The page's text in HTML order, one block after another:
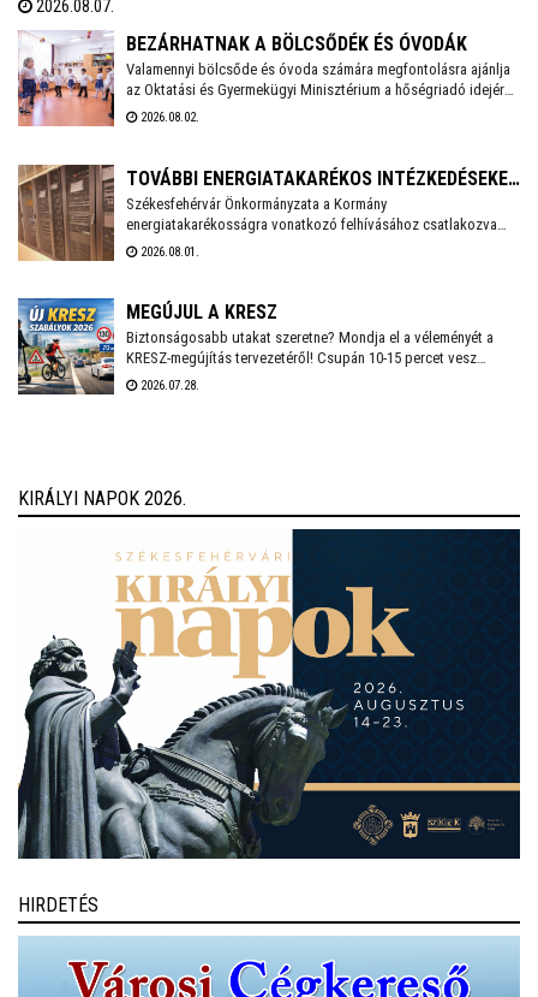
Együttműködési Tanácsa (ÖNET) soron következő ülésének
előkészítésével kapcsolatosan és javaslatokat kért az ülés
napirendjére.
2026.08.07.
BEZÁRHATNAK A BÖLCSŐDÉK ÉS ÓVODÁK
Valamennyi bölcsőde és óvoda számára megfontolásra ajánlja
az Oktatási és Gyermekügyi Minisztérium a hőségriadó idejére
a zárvatartás lehetőségét, erről tájékoztatott Lannert Judit
2026.08.02.
TOVÁBBI ENERGIATAKARÉKOS INTÉZKEDÉSEKET
VEZET BE SZÉKESFEHÉRVÁR
Székesfehérvár Önkormányzata a Kormány
energiatakarékosságra vonatkozó felhívásához csatlakozva
több intézkedést vezet be a villamosenergia-felhasználás
energiafelhasználás, és a munkavállalók számára is
2026.08.01.
MEGÚJUL A KRESZ
Biztonságosabb utakat szeretne? Mondja el a véleményét a
KRESZ-megújítás tervezetéről! Csupán 10-15 percet vesz
igénybe a Közlekedési és Beruházási Minisztérium által
2026.07.28.
KIRÁLYI NAPOK 2026.
HIRDETÉS